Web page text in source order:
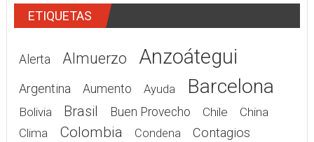
ETIQUETAS
Alerta Almuerzo Anzoátegui
Argentina Aumento Ayuda Barcelona
Bolivia Brasil Buen Provecho Chile
China
Clima
Colombia Condena
Contagios